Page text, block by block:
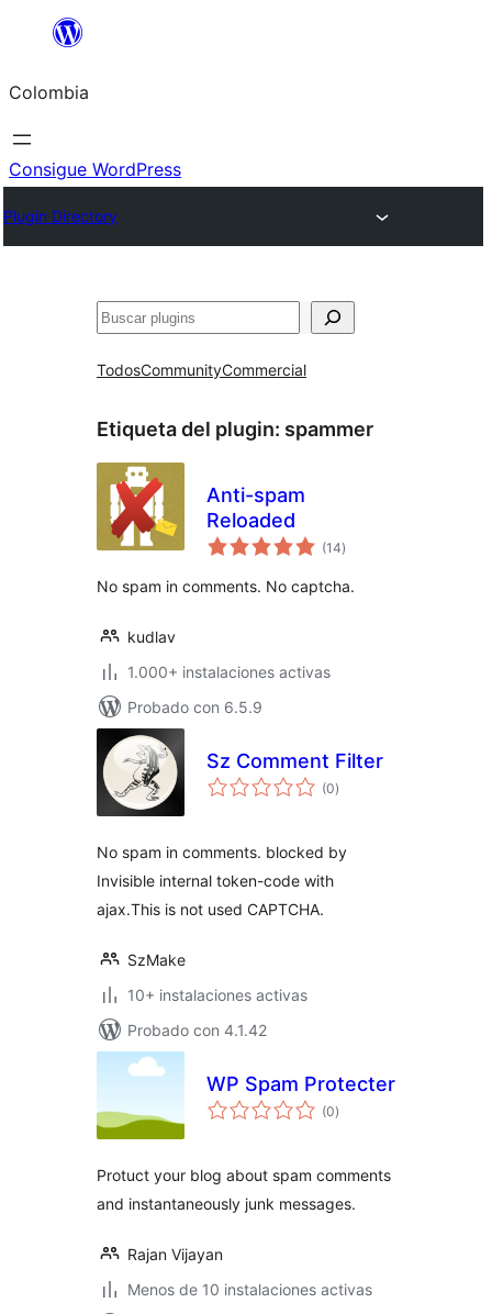
Saltar
contenido
Colombia
Consigue WordPress
Plugin Directory
Buscar
TodosCommunityCommercial
Etiqueta del plugin: spammer
Anti-spam
Reloaded
(14total
de
)
No spam in comments. No captcha.
kudlav
1.000+ instalaciones activas
Probado con 6.5.9
Sz Comment Filter
(0total
de
)
No spam in comments. blocked by
Invisible internal token-code with
ajax.This is not used CAPTCHA.
SzMake
10+ instalaciones activas
Probado con 4.1.42
WP Spam Protecter
(0total
de
)
Protuct your blog about spam comments
and instantaneously junk messages.
Rajan Vijayan
Menos de 10 instalaciones activas